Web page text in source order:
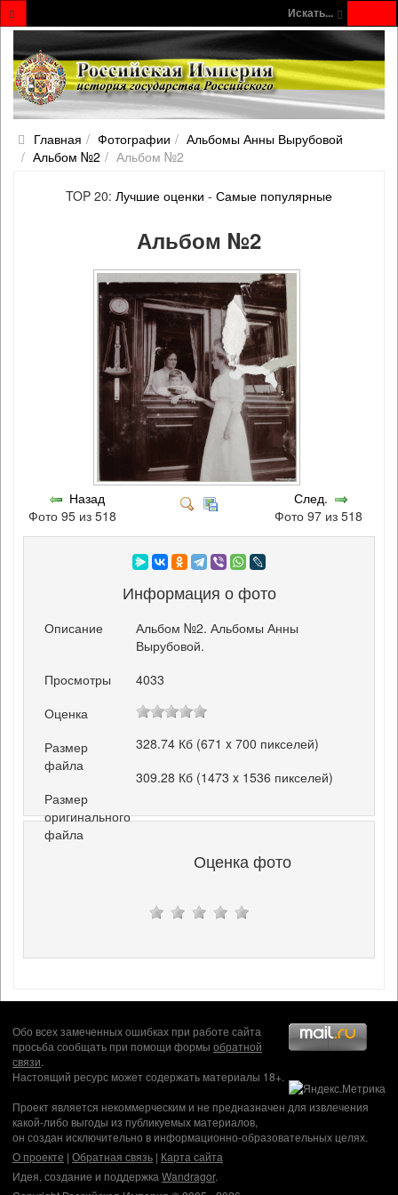
Искать...
Главная Фотографии
Альбомы Анны Вырубовой
Альбом №2
Альбом №2
TOP 20: Лучшие оценки - Самые популярные
Альбом №2
Назад
Фото 95 из 518
След.
Фото 97 из 518
Информация о фото
Описание
Альбом №2. Альбомы Анны
Вырубовой.
Просмотры
4033
Оценка
Размер
файла
328.74 Кб (671 x 700 пикселей)
Размер
оригинального
файла
309.28 Кб (1473 x 1536 пикселей)
Оценка фото
Обо всех замеченных ошибках при работе сайта
просьба сообщать при помощи формы обратной
связи.
Настоящий ресурс может содержать материалы 18+.
Проект является некоммерческим и не предназначен для извлечения
какой-либо выгоды из публикуемых материалов,
он создан исключительно в информационно-образовательных целях.
О проекте | Обратная связь | Карта сайта
Идея, создание и поддержка Wandragor.